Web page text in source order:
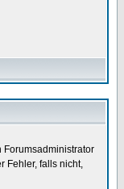
Forumsadministrator
Fehler, falls nicht,